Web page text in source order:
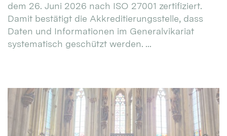
dem 26. Juni 2026 nach ISO 27001 zertifiziert.
Damit bestätigt die Akkreditierungsstelle, dass
Daten und Informationen im Generalvikariat
systematisch geschützt werden. ...